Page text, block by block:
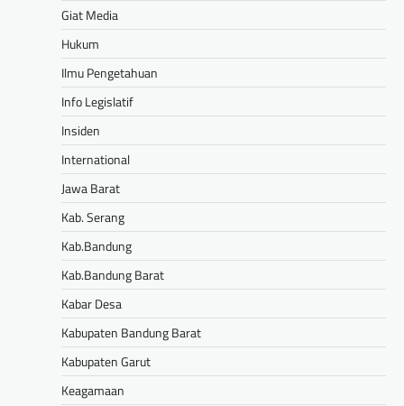
Giat Media
Hukum
Ilmu Pengetahuan
Info Legislatif
Insiden
International
Jawa Barat
Kab. Serang
Kab.Bandung
Kab.Bandung Barat
Kabar Desa
Kabupaten Bandung Barat
Kabupaten Garut
Keagamaan